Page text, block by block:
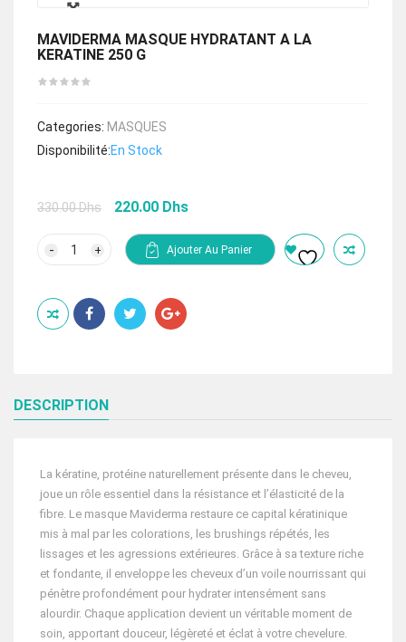
MAVIDERMA MASQUE HYDRATANT A LA
KERATINE 250 G
Categories: MASQUES
Disponibilité:En Stock
330.00Dhs
Le
initial
était :
220.00 Dhs
est :
HYDRATANT
A
LA
Ajouter Au Panier
DESCRIPTION
La kératine, protéine naturellement présente dans le cheveu,
joue un rôle essentiel dans la résistance et l’élasticité de la
fibre. Le masque Maviderma restaure ce capital kératinique
mis à mal par les colorations, les brushings répétés, les
lissages et les agressions extérieures. Grâce à sa texture riche
et fondante, il enveloppe les cheveux d’un voile nourrissant qui
pénètre profondément pour hydrater intensément sans
alourdir. Chaque application devient un véritable moment de
soin, apportant douceur, légèreté et éclat à votre chevelure.